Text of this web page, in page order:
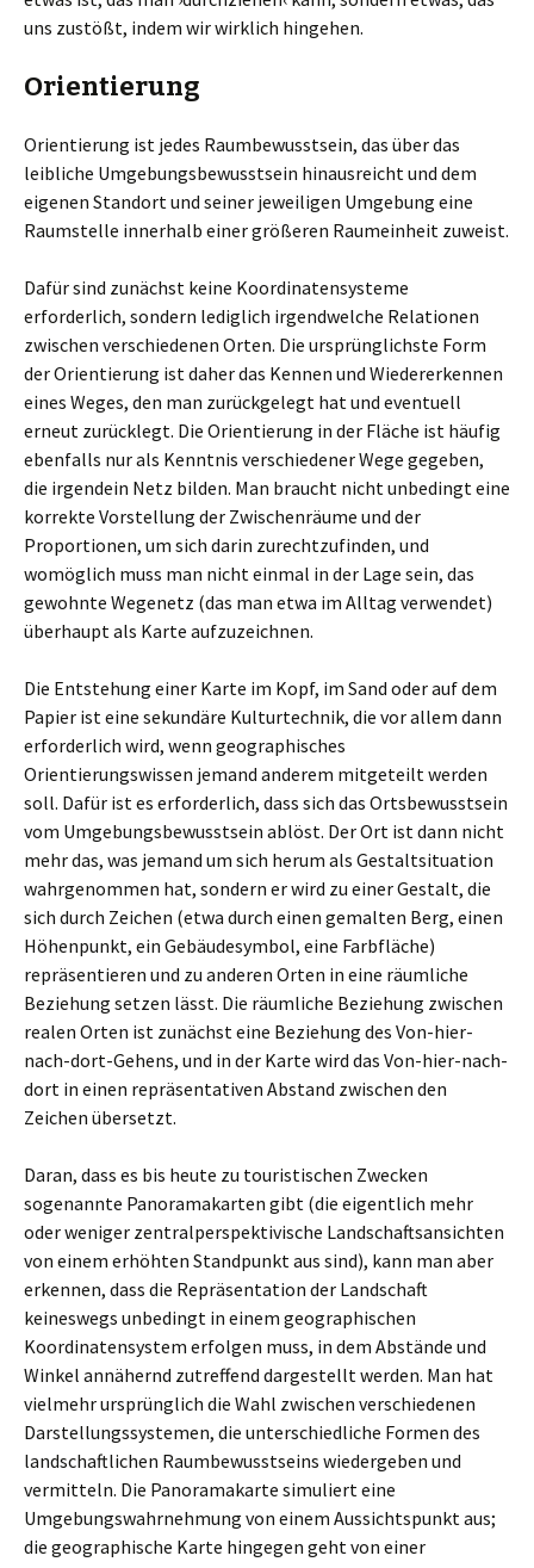
uns zustößt, indem wir wirklich hingehen.
Orientierung
Orientierung ist jedes Raumbewusstsein, das über das
leibliche Umgebungsbewusstsein hinausreicht und dem
eigenen Standort und seiner jeweiligen Umgebung eine
Raumstelle innerhalb einer größeren Raumeinheit zuweist.
Dafür sind zunächst keine Koordinatensysteme
erforderlich, sondern lediglich irgendwelche Relationen
zwischen verschiedenen Orten. Die ursprünglichste Form
der Orientierung ist daher das Kennen und Wiedererkennen
eines Weges, den man zurückgelegt hat und eventuell
erneut zurücklegt. Die Orientierung in der Fläche ist häufig
ebenfalls nur als Kenntnis verschiedener Wege gegeben,
die irgendein Netz bilden. Man braucht nicht unbedingt eine
korrekte Vorstellung der Zwischenräume und der
Proportionen, um sich darin zurechtzufinden, und
womöglich muss man nicht einmal in der Lage sein, das
gewohnte Wegenetz (das man etwa im Alltag verwendet)
überhaupt als Karte aufzuzeichnen.
Die Entstehung einer Karte im Kopf, im Sand oder auf dem
Papier ist eine sekundäre Kulturtechnik, die vor allem dann
erforderlich wird, wenn geographisches
Orientierungswissen jemand anderem mitgeteilt werden
soll. Dafür ist es erforderlich, dass sich das Ortsbewusstsein
vom Umgebungsbewusstsein ablöst. Der Ort ist dann nicht
mehr das, was jemand um sich herum als Gestaltsituation
wahrgenommen hat, sondern er wird zu einer Gestalt, die
sich durch Zeichen (etwa durch einen gemalten Berg, einen
Höhenpunkt, ein Gebäudesymbol, eine Farbfläche)
repräsentieren und zu anderen Orten in eine räumliche
Beziehung setzen lässt. Die räumliche Beziehung zwischen
realen Orten ist zunächst eine Beziehung des Von-hier-
nach-dort-Gehens, und in der Karte wird das Von-hier-nach-
dort in einen repräsentativen Abstand zwischen den
Zeichen übersetzt.
Daran, dass es bis heute zu touristischen Zwecken
sogenannte Panoramakarten gibt (die eigentlich mehr
oder weniger zentralperspektivische Landschaftsansichten
von einem erhöhten Standpunkt aus sind), kann man aber
erkennen, dass die Repräsentation der Landschaft
keineswegs unbedingt in einem geographischen
Koordinatensystem erfolgen muss, in dem Abstände und
Winkel annähernd zutreffend dargestellt werden. Man hat
vielmehr ursprünglich die Wahl zwischen verschiedenen
Darstellungssystemen, die unterschiedliche Formen des
landschaftlichen Raumbewusstseins wiedergeben und
vermitteln. Die Panoramakarte simuliert eine
Umgebungswahrnehmung von einem Aussichtspunkt aus;
die geographische Karte hingegen geht von einer